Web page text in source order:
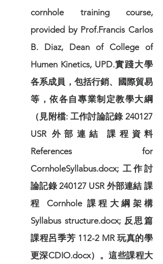
cornhole training course,
provided by Prof.Francis Carlos
B. Diaz, Dean of College of
Humen Kinetics, UPD.實踐大學
各系成員，包括行銷、國際貿易
等，依各自專業制定教學大綱
（見附檔: 工作討論記錄 240127
USR 外部連結 課程資料
References for
CornholeSyllabus.docx; 工作討
論記錄 240127 USR 外部連結 課
程 Cornhole 課程大綱架構
Syllabus structure.docx; 反思篇
課程呂季芳 112-2 MR 玩真的學
更深CDIO.docx）。這些課程大